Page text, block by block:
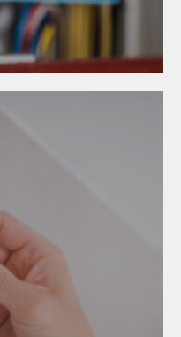
dans vos locaux
habitation et mise aux